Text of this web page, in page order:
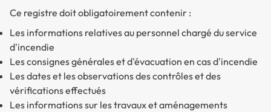
Ce registre doit obligatoirement contenir :
Les informations relatives au personnel chargé du service
d'incendie
Les consignes générales et d'évacuation en cas d'incendie
Les dates et les observations des contrôles et des
vérifications effectués
Les informations sur les travaux et aménagements